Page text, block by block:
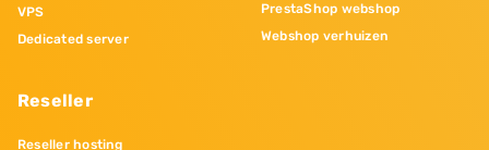
VPS
Dedicated server
Reseller
Reseller hosting
PrestaShop webshop
Webshop verhuizen